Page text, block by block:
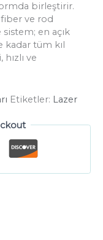
birleştirir.
fiber ve rod
en açık
tüm kıl
ve
Etiketler: Lazer